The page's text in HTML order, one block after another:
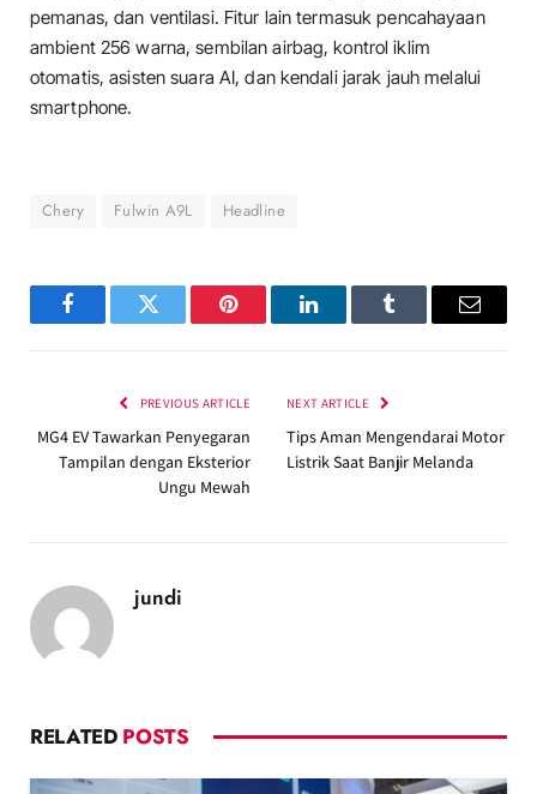
pemanas, dan ventilasi. Fitur lain termasuk pencahayaan
ambient 256 warna, sembilan airbag, kontrol iklim
otomatis, asisten suara AI, dan kendali jarak jauh melalui
smartphone.
Chery Fulwin A9L Headline
FacebookTwitter Pinterest LinkedInTumblr Email
PREVIOUS ARTICLE
MG4 EV Tawarkan Penyegaran
Tampilan dengan Eksterior
Ungu Mewah
NEXT ARTICLE
Tips Aman Mengendarai Motor
Listrik Saat Banjir Melanda
jundi
RELATED POSTS